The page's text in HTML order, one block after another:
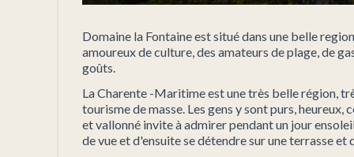
Domaine la Fontaine est situé dans une belle
amoureux de culture, des amateurs de plage, de
goûts.
La Charente -Maritime est une très belle région,
tourisme de masse. Les gens y sont purs,
et vallonné invite à admirer pendant un jour
de vue et d'ensuite se détendre sur une terrasse et